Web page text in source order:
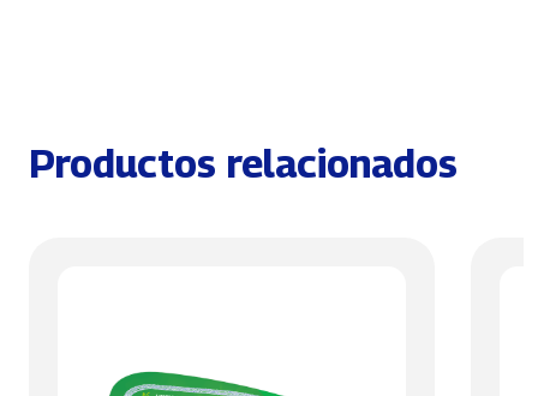
Productos relacionados